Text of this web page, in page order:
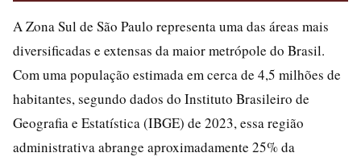
A Zona Sul de São Paulo representa uma das áreas mais
diversificadas e extensas da maior metrópole do Brasil.
Com uma população estimada em cerca de 4,5 milhões de
habitantes, segundo dados do Instituto Brasileiro de
Geografia e Estatística (IBGE) de 2023, essa região
administrativa abrange aproximadamente 25% da